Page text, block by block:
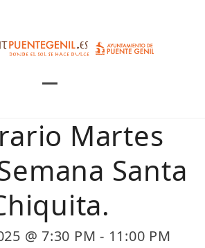
mobile
menu
mobile
menuMartes
Santa
@ 7:30 PM - 11:00 PM